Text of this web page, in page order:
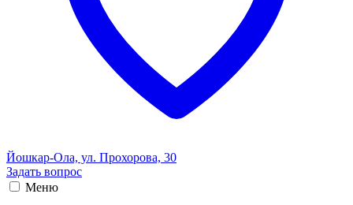
Йошкар-Ола, ул. Прохорова, 30
Задать вопрос
Меню